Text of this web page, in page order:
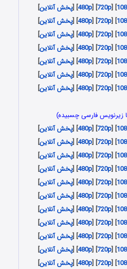
] [
720p
] [
480p
] [پخش آنلاین]
] [
720p
] [
480p
] [پخش آنلاین]
] [
720p
] [
480p
] [پخش آنلاین]
] [
720p
] [
480p
] [پخش آنلاین]
] [
720p
] [
480p
] [پخش آنلاین]
] [
720p
] [
480p
] [پخش آنلاین]
] [
720p
] [
480p
] [پخش آنلاین]
زیرنویس فارسی چسبیده)
] [
720p
] [
480p
] [پخش آنلاین]
] [
720p
] [
480p
] [پخش آنلاین]
] [
720p
] [
480p
] [پخش آنلاین]
] [
720p
] [
480p
] [پخش آنلاین]
] [
720p
] [
480p
] [پخش آنلاین]
] [
720p
] [
480p
] [پخش آنلاین]
] [
720p
] [
480p
] [پخش آنلاین]
] [
720p
] [
480p
] [پخش آنلاین]
] [
720p
] [
480p
] [پخش آنلاین]
] [
720p
] [
480p
] [پخش آنلاین]
] [
720p
] [
480p
] [پخش آنلاین]